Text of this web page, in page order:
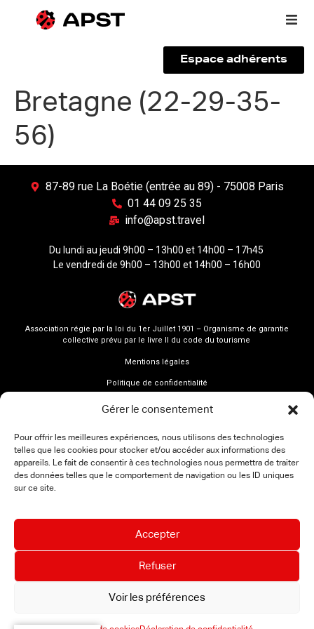
Gérer le consentement
Pour offrir les meilleures expériences, nous utilisons des technologies
telles que les cookies pour stocker et/ou accéder aux informations des
appareils. Le fait de consentir à ces technologies nous permettra de traiter
des données telles que le comportement de navigation ou les ID uniques
sur ce site.
Accepter
Refuser
Voir les préférences
Qui sommes-nous ?
Vous êtes un voyageur
Espace adhérents
Bretagne (22-29-35-
56)
87-89 rue La Boétie (entrée au 89) - 75008 Paris
01 44 09 25 35
info@apst.travel
Du lundi au jeudi 9h00 – 13h00 et 14h00 – 17h45
Le vendredi de 9h00 – 13h00 et 14h00 – 16h00
Association régie par la loi du 1er Juillet 1901 – Organisme de garantie
collective prévu par le livre II du code du tourisme
Mentions légales
Politique de confidentialité